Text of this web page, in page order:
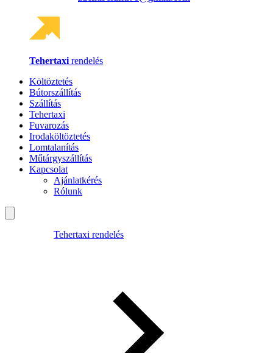
Tehertaxi rendelés
Költöztetés
Bútorszállítás
Szállítás
Tehertaxi
Fuvarozás
Irodaköltöztetés
Lomtalanítás
Műtárgyszállítás
Kapcsolat
Ajánlatkérés
Rólunk
Tehertaxi rendelés